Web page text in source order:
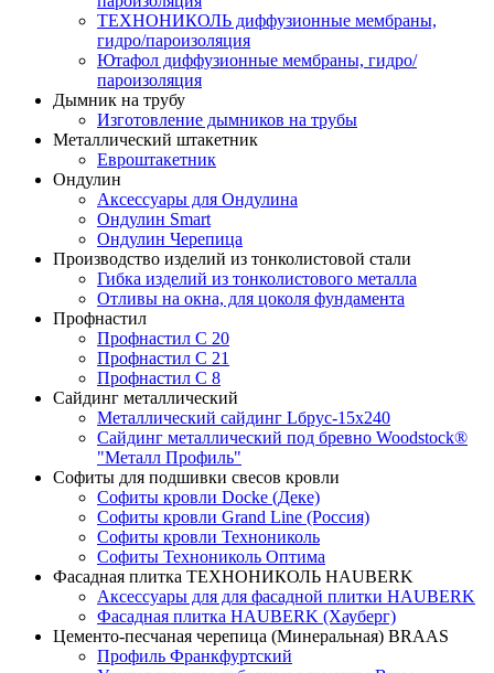
ТЕХНОНИКОЛЬ диффузионные мембраны,
гидро/пароизоляция
Ютафол диффузионные мембраны, гидро/
пароизоляция
Дымник на трубу
Изготовление дымников на трубы
Металлический штакетник
Евроштакетник
Ондулин
Аксессуары для Ондулина
Ондулин Smart
Ондулин Черепица
Производство изделий из тонколистовой стали
Гибка изделий из тонколистового металла
Отливы на окна, для цоколя фундамента
Профнастил
Профнастил С 20
Профнастил С 21
Профнастил С 8
Сайдинг металлический
Металлический сайдинг Lбрус-15х240
Сайдинг металлический под бревно Woodstock®
"Металл Профиль"
Софиты для подшивки свесов кровли
Софиты кровли Docke (Деке)
Софиты кровли Grand Line (Россия)
Софиты кровли Технониколь
Софиты Технониколь Оптима
Фасадная плитка ТЕХНОНИКОЛЬ HAUBERK
Аксессуары для для фасадной плитки HAUBERK
Фасадная плитка HAUBERK (Хауберг)
Цементо-песчаная черепица (Минеральная) BRAAS
Профиль Франкфуртский